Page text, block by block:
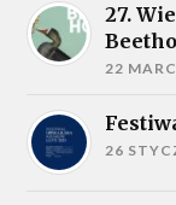
27.
22
26